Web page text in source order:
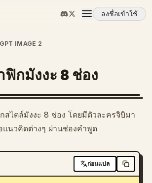
ลงชื่อเข้าใช้
GPT IMAGE 2
กมังงะ 8 ช่อง
สไตล์มังงะ 8 ช่อง โดยมีตัวละครจิบิมา
แนวคิดต่างๆ ผ่านช่องคำพูด
ก่อนแปล